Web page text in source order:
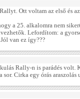
Ott voltam az első és
a 25. alkalomra nem
Lefordítom: a
van ez így???
Rally-n is parádés
Cirka egy órás araszolás